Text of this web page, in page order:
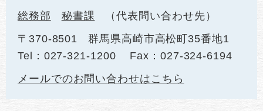
総務部 秘書課
代表問い合わせ先
〒370-8501
群馬県高崎市高松町35番地1
Tel：027-321-1200
Fax：027-324-6194
メールでのお問い合わせはこちら